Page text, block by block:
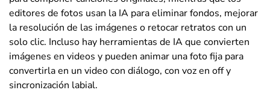
editores de fotos usan la IA para eliminar fondos, mejorar
la resolución de las imágenes o retocar retratos con un
solo clic. Incluso hay herramientas de IA que convierten
imágenes en videos y pueden animar una foto fija para
convertirla en un video con diálogo, con voz en off y
sincronización labial.